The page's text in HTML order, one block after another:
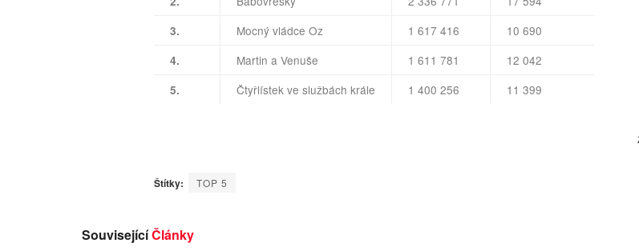
3. Mocný vládce Oz 1 617 416 10 690
4. Martin a Venuše 1 611 781 12 042
5. Čtyřlístek ve službách krále 1 400 256 11 399
Štítky: TOP 5
SouvisejícíČlánky